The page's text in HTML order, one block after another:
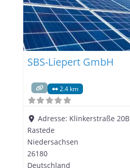
SBS-Liepert GmbH
2.4 km
Adresse: Klinkerstraße 20B
Rastede
Niedersachsen
26180
Deutschland